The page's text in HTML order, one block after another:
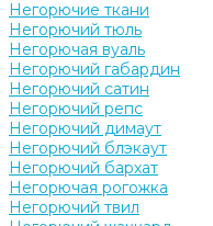
Негорючие ткани
Негорючий тюль
Негорючая вуаль
Негорючий габардин
Негорючий сатин
Негорючий репс
Негорючий димаут
Негорючий блэкаут
Негорючий бархат
Негорючая рогожка
Негорючий твил